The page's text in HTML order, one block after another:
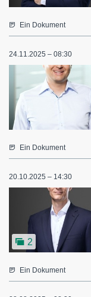
Ein Dokument
24.11.2025 – 08:30
Ein Dokument
20.10.2025 – 14:30
2
Ein Dokument